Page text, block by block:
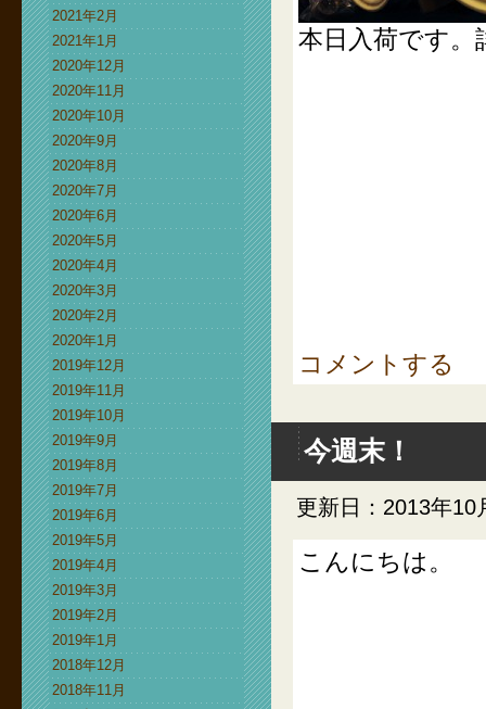
2021年2月
2021年1月
2020年12月
2020年11月
2020年10月
2020年9月
2020年8月
2020年7月
2020年6月
2020年5月
2020年4月
2020年3月
2020年2月
2020年1月
2019年12月
2019年11月
2019年10月
2019年9月
2019年8月
2019年7月
2019年6月
2019年5月
2019年4月
2019年3月
2019年2月
2019年1月
2018年12月
2018年11月
本日入荷です。
コメントする
今週末！
更新日：2013年10
こんにちは。